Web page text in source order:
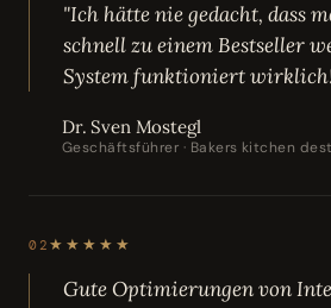
"Ich hätte nie gedacht, dass
schnell zu einem Bestseller
System funktioniert
Dr. Sven Mostegl
Geschäftsführer · Bakers kitchen
02 ★★★★★
Gute Optimierungen von